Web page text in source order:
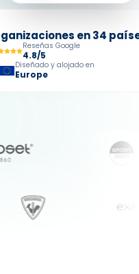
en 34
Reseñas Google
4.8/5
Diseñado y alojado en
Europe